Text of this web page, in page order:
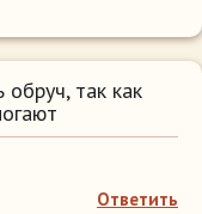
обруч, так как
Ответить